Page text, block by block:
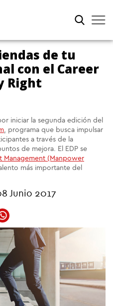
de tu
con el Career
Right
iniciar la segunda edición del
, programa que busca impulsar
a través de la
de mejora. El EDP se
Management (Manpower
más importante del
Junio 2017